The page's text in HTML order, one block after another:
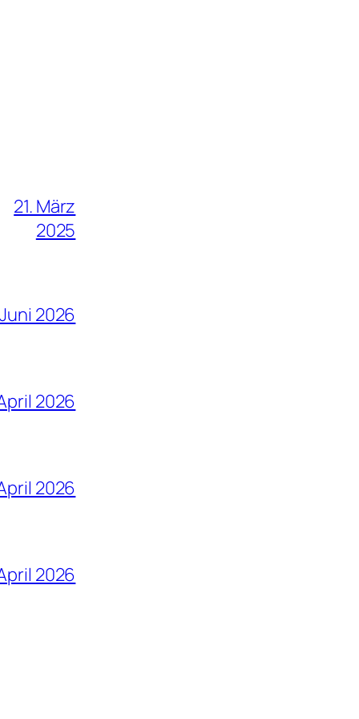
21. März
2025
2026
2026
2026
2026